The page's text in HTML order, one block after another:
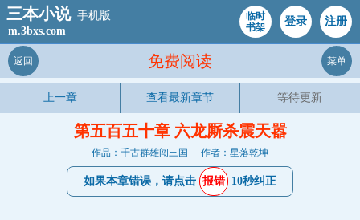
三本小说 手机版
m.3bxs.com
临时
书架
登录 注册
免费阅读
返回 菜单
上一章 查看最新章节 等待更新
第五百五十章 六龙厮杀震天嚣
作品：千古群雄闯三国 作者：星落乾坤
如果本章错误，请点击 报错 10秒纠正